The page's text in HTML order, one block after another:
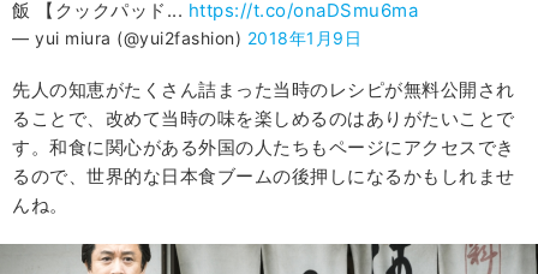
飯 【クックパッド... https://t.co/onaDSmu6ma
— yui miura (@yui2fashion) 2018年1月9日
先人の知恵がたくさん詰まった当時のレシピが無料公開され
ることで、改めて当時の味を楽しめるのはありがたいことで
す。和食に関心がある外国の人たちもページにアクセスでき
るので、世界的な日本食ブームの後押しになるかもしれませ
んね。